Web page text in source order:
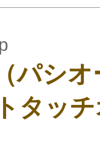
パシ
タッ